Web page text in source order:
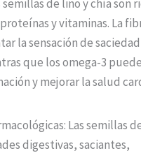
de lino y chía son
y vitaminas. La
la sensación de
que los omega-3
y mejorar la salud
Las semillas
digestivas, saciantes,